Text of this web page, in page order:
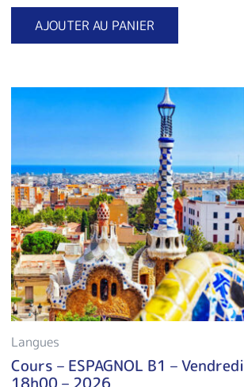
AJOUTER AU PANIER
Langues
Cours – ESPAGNOL B1 – Vendredi
18h00 – 2026